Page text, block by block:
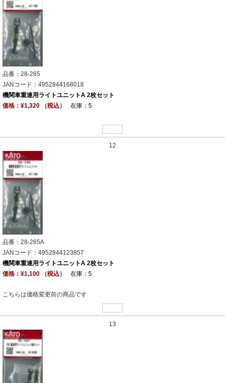
品番：28-265
JANコード：4952844168018
機関車重連用ライトユニットA 2枚セット
価格：¥1,320 （税込）
在庫：5
12
品番：28-265A
JANコード：4952844123857
機関車重連用ライトユニットA 2枚セット
価格：¥1,100 （税込）
在庫：5
こちらは価格変更前の商品です
13